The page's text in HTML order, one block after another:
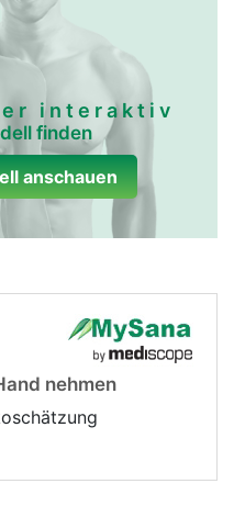
interaktiv
finden
anschauen
nehmen